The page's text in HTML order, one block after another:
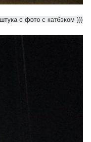
с фото с катбэком )))